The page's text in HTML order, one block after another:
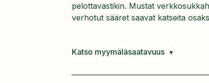
pelottavastikin. Mustat
verhotut sääret saavat katseita
Katso myymäläsaatavuus